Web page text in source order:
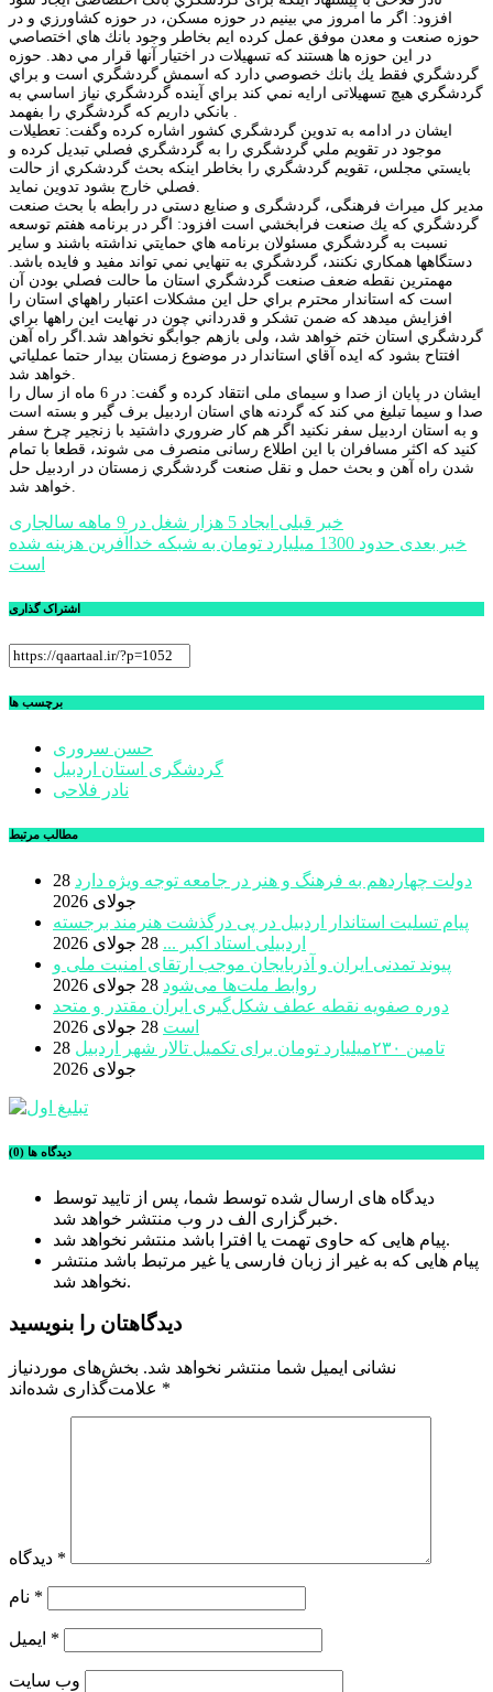
افزود: اگر ما امروز مي بينيم در حوزه مسكن، در حوزه كشاورزي و در
حوزه صنعت و معدن موفق عمل كرده ايم بخاطر وجود بانك هاي اختصاصي
در اين حوزه ها هستند كه تسهيلات در اختيار آنها قرار مي دهد. حوزه
گردشگري فقط يك بانك خصوصي دارد که اسمش گردشگري است و براي
گردشگري هیچ تسهيلاتی ارايه نمي كند براي آينده گردشگري نياز اساسي به
ایشان در ادامه به تدوين گردشگري كشور اشاره کرده وگفت: تعطيلات
موجود در تقويم ملي گردشگري را به گردشگري فصلي تبديل كرده و
بايستي مجلس، تقويم گردشگري را بخاطر اينكه بحث گردشكري از حالت
مدیر کل میراث فرهنگی، گردشگری و صنایع دستی در رابطه با بحث صنعت
گردشگري که يك صنعت فرابخشي است افزود: اگر در برنامه هفتم توسعه
نسبت به گردشگري مسئولان برنامه هاي حمايتي نداشته باشند و ساير
دستگاهها همكاري نكنند، گردشگري به تنهايي نمي تواند مفيد و فايده باشد.
مهمترين نقطه ضعف صنعت گردشگري استان ما حالت فصلي بودن آن
است که استاندار محترم براي حل این مشکلات اعتبار راههاي استان را
افزایش میدهد كه ضمن تشكر و قدرداني چون در نهايت اين راهها براي
گردشگري استان ختم خواهد شد، ولی بازهم جوابگو نخواهد شد.اگر راه آهن
افتتاح بشود که ايده آقاي استاندار در موضوع زمستان بيدار حتما عملياتي
ایشان در پایان از صدا و سیمای ملی انتقاد کرده و گفت: در 6 ماه از سال را
صدا و سيما تبليغ مي كند كه گردنه هاي استان اردبیل برف گير و بسته است
و به استان اردبيل سفر نكنيد اگر هم كار ضروري داشتيد با زنجير چرخ سفر
كنيد که اکثر مسافران با این اطلاع رسانی منصرف می شوند، قطعا با تمام
شدن راه آهن و بحث حمل و نقل صنعت گردشگري زمستان در اردبيل حل
راهبری
نوشته
خبر قبلی ایجاد 5 هزار شغل در 9 ماهه سالجاری
خبر بعدی
حدود 1300 ميليارد تومان به شبكه خداآفرين هزينه شده
است
اشتراک گذاری
برچسب ها
حسن سروری
گردشگری استان اردبیل
نادر فلاحی
مطالب مرتبط
دولت چهاردهم به فرهنگ و هنر در جامعه توجه ویژه دارد 28
جولای 2026
پیام تسلیت استاندار اردبیل در پی درگذشت هنرمند برجسته
اردبیلی استاد اکبر ... 28 جولای 2026
پیوند تمدنی ایران و آذربایجان موجب ارتقای امنیت ملی و
روابط ملت‌ها می‌شود 28 جولای 2026
دوره صفویه نقطه عطف شکل‌گیری ایران مقتدر و متحد
است 28 جولای 2026
تامین ۲۳۰میلیارد تومان برای تکمیل تالار شهر اردبیل
28
جولای 2026
دیدگاه ها (0)
دیدگاه های ارسال شده توسط شما، پس از تایید توسط
خبرگزاری الف در وب منتشر خواهد شد.
پیام هایی که حاوی تهمت یا افترا باشد منتشر نخواهد شد.
پیام هایی که به غیر از زبان فارسی یا غیر مرتبط باشد منتشر
نخواهد شد.
دیدگاهتان را بنویسید
نشانی ایمیل شما منتشر نخواهد شد. بخش‌های موردنیاز
*
*
*
*
وب‌ سایت